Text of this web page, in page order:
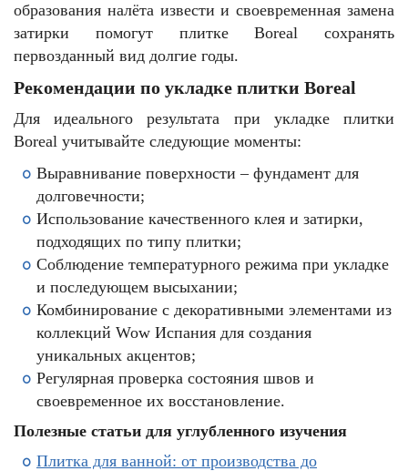
образования налёта извести и своевременная замена
затирки помогут плитке Boreal сохранять
первозданный вид долгие годы.
Рекомендации по укладке плитки Boreal
Для идеального результата при укладке плитки
Boreal учитывайте следующие моменты:
Выравнивание поверхности – фундамент для
долговечности;
Использование качественного клея и затирки,
подходящих по типу плитки;
Соблюдение температурного режима при укладке
и последующем высыхании;
Комбинирование с декоративными элементами из
коллекций Wow Испания для создания
уникальных акцентов;
Регулярная проверка состояния швов и
своевременное их восстановление.
Полезные статьи для углубленного изучения
Плитка для ванной: от производства до